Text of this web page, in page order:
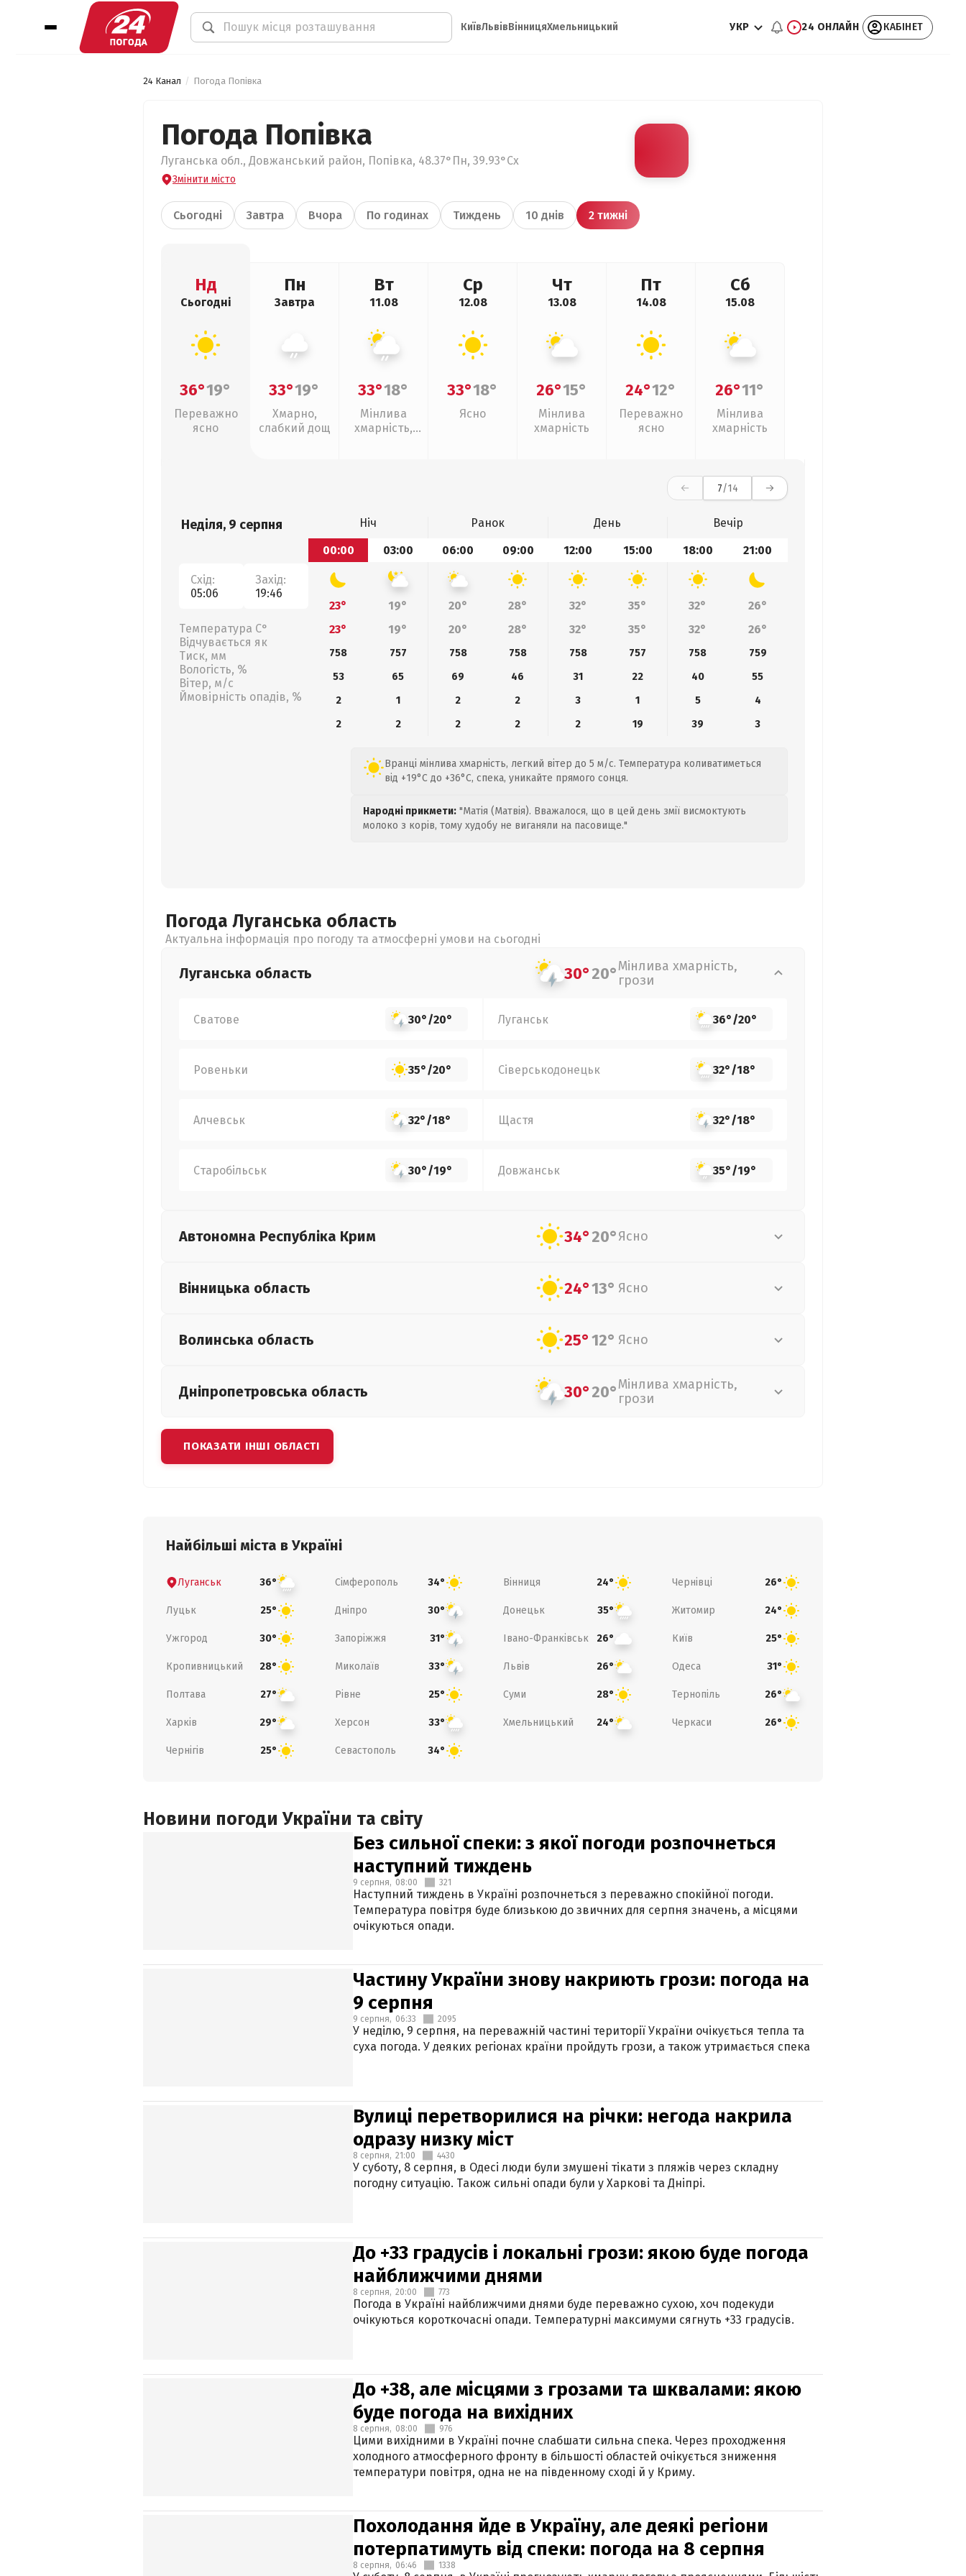
КиївЛьвівВінницяХмельницький УКР 24 ОНЛАЙН КАБІНЕТ
24 Канал Погода Попівка
Погода Попівка
Луганська обл., Довжанський район, Попівка, 48.37°Пн, 39.93°Сх
Змінити місто
Сьогодні Завтра Вчора По годинах Тиждень 10 днів 2 тижні
Нд
Сьогодні
36°19°
Переважно
ясно
Пн
Завтра
33°19°
Хмарно,
слабкий дощ
Вт
11.08
33°18°
Мінлива
хмарність,
Ср
12.08
33°18°
Ясно
Чт
13.08
26°15°
Мінлива
хмарність
Пт
14.08
24°12°
Переважно
ясно
Сб
15.08
26°11°
Мінлива
хмарність
7/14
Неділя, 9 серпня
Схід:
05:06
Захід:
19:46
Температура С°
Відчувається як
Тиск, мм
Вологість, %
Вітер, м/с
Ймовірність опадів, %
Ніч Ранок День
Вечір
00:00
03:00 06:00 09:00 12:00 15:00 18:00 21:00
23° 19° 20° 28° 32° 35° 32°
26°
23°
19° 20° 28° 32° 35° 32° 26°
758 757 758 758 758 757 758
759
53
65 69 46 31 22 40
55
2
1 2 2 3 1 5
4
2
2 2 2 2 19 39 3
Вранці мінлива хмарність, легкий вітер до 5 м/с. Температура коливатиметься
від +19°C до +36°C, спека, уникайте прямого сонця.
Народні прикмети: "Матія (Матвія). Вважалося, що в цей день змії висмоктують
молоко з корів, тому худобу не виганяли на пасовище."
Погода Луганська область
Актуальна інформація про погоду та атмосферні умови на сьогодні
Луганська область 30°20°Мінлива хмарність,
грози
Сватове 30°/20° Луганськ 36°/20°
Ровеньки 35°/20° Сіверськодонецьк 32°/18°
Алчевськ 32°/18° Щастя 32°/18°
Старобільськ 30°/19° Довжанськ 35°/19°
Автономна Республіка Крим 34°20°Ясно
Вінницька область 24°13° Ясно
Волинська область 25°12° Ясно
Дніпропетровська область 30°20°Мінлива хмарність,
грози
ПОКАЗАТИ ІНШІ ОБЛАСТІ
Найбільші міста в Україні
Луганськ 36° Сімферополь 34° Вінниця 24° Чернівці 26°
Луцьк 25° Дніпро 30° Донецьк 35° Житомир 24°
Ужгород 30° Запоріжжя 31° Івано-Франківськ 26° Київ 25°
Кропивницький 28° Миколаїв 33° Львів 26° Одеса 31°
Полтава 27° Рівне 25° Суми 28° Тернопіль 26°
Харків 29° Херсон 33° Хмельницький 24° Черкаси 26°
Чернігів 25° Севастополь 34°
Новини погоди України та світу
Без сильної спеки: з якої погоди розпочнеться
наступний тиждень
9 серпня, 08:00 321
Наступний тиждень в Україні розпочнеться з переважно спокійної погоди.
Температура повітря буде близькою до звичних для серпня значень, а місцями
очікуються опади.
Частину України знову накриють грози: погода на
9 серпня
9 серпня, 06:33 2095
У неділю, 9 серпня, на переважній частині території України очікується тепла та
суха погода. У деяких регіонах країни пройдуть грози, а також утримається спека
Вулиці перетворилися на річки: негода накрила
одразу низку міст
8 серпня, 21:00 4430
У суботу, 8 серпня, в Одесі люди були змушені тікати з пляжів через складну
погодну ситуацію. Також сильні опади були у Харкові та Дніпрі.
До +33 градусів і локальні грози: якою буде погода
найближчими днями
8 серпня, 20:00 773
Погода в Україні найближчими днями буде переважно сухою, хоч подекуди
очікуються короткочасні опади. Температурні максимуми сягнуть +33 градусів.
До +38, але місцями з грозами та шквалами: якою
буде погода на вихідних
8 серпня, 08:00 976
Цими вихідними в Україні почне слабшати сильна спека. Через проходження
холодного атмосферного фронту в більшості областей очікується зниження
температури повітря, одна не на південному сході й у Криму.
Похолодання йде в Україну, але деякі регіони
потерпатимуть від спеки: погода на 8 серпня
8 серпня, 06:46 1338